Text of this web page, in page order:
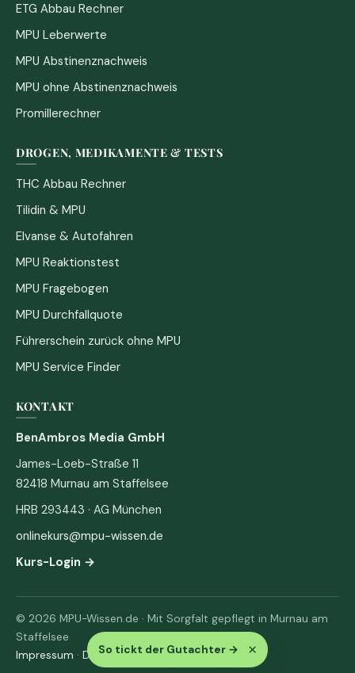
So tickt der Gutachter → ×
ETG Abbau Rechner
MPU Leberwerte
MPU Abstinenznachweis
MPU ohne Abstinenznachweis
Promillerechner
DROGEN, MEDIKAMENTE & TESTS
THC Abbau Rechner
Tilidin & MPU
Elvanse & Autofahren
MPU Reaktionstest
MPU Fragebogen
MPU Durchfallquote
Führerschein zurück ohne MPU
MPU Service Finder
KONTAKT
BenAmbros Media GmbH
James-Loeb-Straße 11
82418 Murnau am Staffelsee
HRB 293443 · AG München
onlinekurs@mpu-wissen.de
Kurs-Login →
© 2026 MPU-Wissen.de · Mit Sorgfalt gepflegt in Murnau am
Staffelsee
Impressum · Datenschutz & AGB